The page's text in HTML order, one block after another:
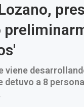
viene
detuvo a 8